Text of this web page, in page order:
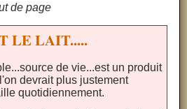
de page
LE LAIT.....
de vie...est un produit
devrait plus justement
quotidiennement.